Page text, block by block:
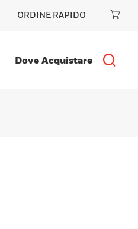
ORDINE RAPIDO
Dove Acquistare